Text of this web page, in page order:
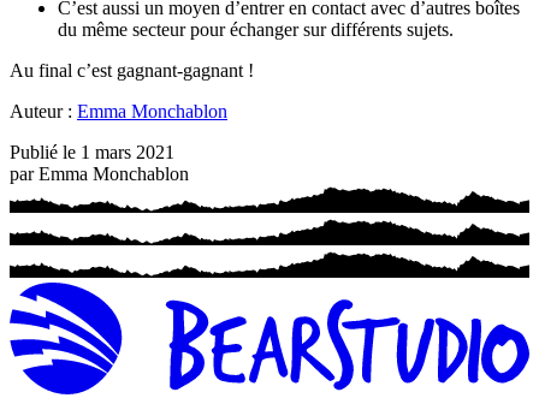
C’est aussi un moyen d’entrer en contact avec d’autres boîtes
du même secteur pour échanger sur différents sujets.
Au final c’est gagnant-gagnant !
Auteur : Emma Monchablon
Publié le 1 mars 2021
par Emma Monchablon